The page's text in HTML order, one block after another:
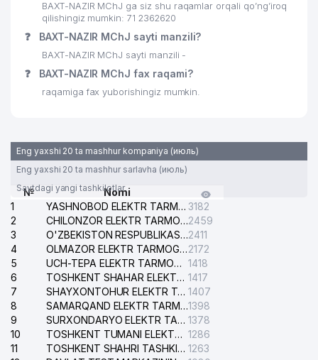
30 PARKER RUSSELL LEGAL MChJ
31
STUDY EXPERT NODAVLAT TA'LIM
MUASSASASI
34
ANCORA CONSULTING AND LEGAL
SERVICE ADVOKATLIK FIRMASI
531 м
35 SIFAT-BIZNES-SAVDO MChJ
PARKER RUSSELL FINANCE MChJ
ROSFORT Management and
Investment MChJ
ERNEST-HOLDING MChJ
NORI MChJ
SOY YEVGENIY VALEREVICH YAKKA
BAXT-NAZIR MChJ ga siz shu raqamlar orqali qo’ng’iroq
qilishingiz mumkin: 71 2362620
❓ BAXT-NAZIR MChJ sayti manzili?
BAXT-NAZIR MChJ sayti manzili -
❓ BAXT-NAZIR MChJ fax raqami?
raqamiga fax yuborishingiz mumkin.
Eng yaxshi 20 ta mashhur kompaniya (июль)
Eng yaxshi 20 ta mashhur sarlavha (июль)
Saytdagi yangi tashkilotlar
№
Nomi
1
YASHNOBOD ELEKTR TARMOG'I NOSOZLIKLARI XIZMATI 3182
2
CHILONZOR ELEKTR TARMOG'I NOSOZLIK XIZMATI2459
3
O'ZBEKISTON RESPUBLIKASI BOSH PROKURATURASI ISHONCH TELEFONI2411
4
OLMAZOR ELEKTR TARMOG'I NOSOZLIKLARI XIZMATI2172
5
UCH-TEPA ELEKTR TARMOG'I NOSOZLIKLARI XIZMATI 1418
6
TOSHKENT SHAHAR ELEKTR TARMOQLARI KORXONASI AJ 1417
7
SHAYXONTOHUR ELEKTR TARMOG'I NOSOZLIKLARINI TUZATISH XIZMATI 1407
8
SAMARQAND ELEKTR TARMOQLARI AJ1398
9
SURXONDARYO ELEKTR TARMOQLARI AJ 1378
10
TOSHKENT TUMANI ELEKTR TARMOG'I AVARIYA XIZMATI 1286
11
TOSHKENT SHAHRI TASHKILOT TELEFONLARI HAQIDA MA'LUMOT BYUROSI 1263